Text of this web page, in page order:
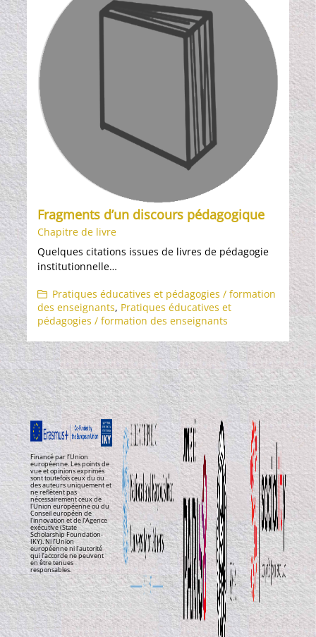
Fragments d’un discours pédagogique
Chapitre de livre
Quelques citations issues de livres de pédagogie
institutionnelle…
Pratiques éducatives et pédagogies / formation
des enseignants, Pratiques éducatives et
pédagogies / formation des enseignants
Financé par l’Union
européenne. Les points de
vue et opinions exprimés
sont toutefois ceux du ou
des auteurs uniquement et
ne reflètent pas
nécessairement ceux de
l’Union européenne ou du
Conseil européen de
l’innovation et de l’Agence
exécutive (State
Scholarship Foundation-
IKY). Ni l’Union
européenne ni l’autorité
qui l’accorde ne peuvent
en être tenues
responsables.